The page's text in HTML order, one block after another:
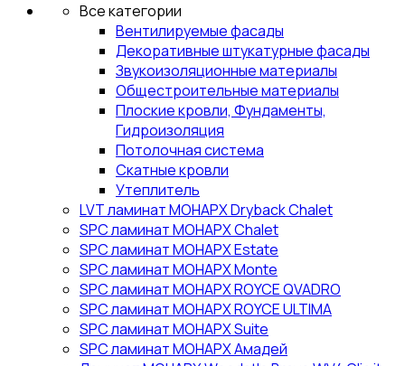
Все категории
Вентилируемые фасады
Декоративные штукатурные фасады
Звукоизоляционные материалы
Общестроительные материалы
Плоские кровли, Фундаменты,
Гидроизоляция
Потолочная система
Скатные кровли
Утеплитель
LVT ламинат МОНАРХ Dryback Chalet
SPC ламинат МОНАРХ Chalet
SPC ламинат МОНАРХ Estate
SPC ламинат МОНАРХ Monte
SPC ламинат МОНАРХ ROYCE QVADRO
SPC ламинат МОНАРХ ROYCE ULTIMA
SPC ламинат МОНАРХ Suite
SPC ламинат МОНАРХ Амадей